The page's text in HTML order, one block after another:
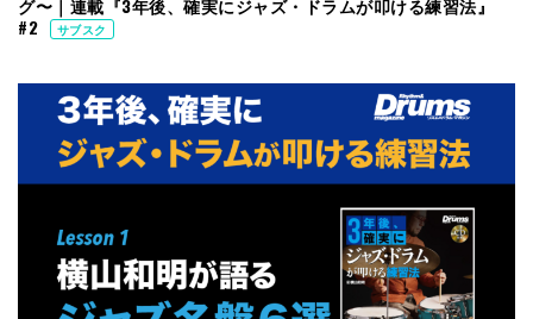
グ〜｜連載『3年後、確実にジャズ・ドラムが叩ける練習法』
#2
サブスク